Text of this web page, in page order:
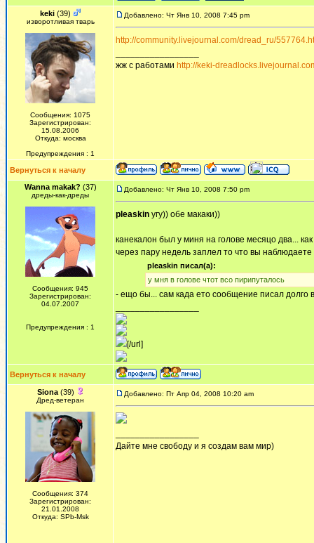
keki (39)
изворотливая тварь
Сообщения: 1075
Зарегистрирован:
15.08.2006
Откуда: москва
Предупреждения : 1
Добавлено: Чт Янв 10, 2008 7:45 pm
http://community.livejournal.com/dread_ru/
жж с работами http://keki-
Вернуться к началу
Wanna makak? (37)
дреды-как-дреды
Сообщения: 945
Зарегистрирован:
04.07.2007
Предупреждения : 1
Добавлено: Чт Янв 10, 2008 7:50 pm
pleaskin угу)) обе макаки))
канекалон был у миня на голове месяцо два...
через пару недель заплел то что вы
pleaskin писал(а):
у мня в голове чтот всо пирипуталось
- ещо бы... сам када ето сообщение писал долго
[/url]
Вернуться к началу
Siona(39)
Дред-ветеран
Сообщения: 374
Зарегистрирован:
21.01.2008
Откуда: SPb-Msk
Добавлено: Пт Апр 04, 2008 10:20 am
Дайте мне свободу и я создам вам мир)